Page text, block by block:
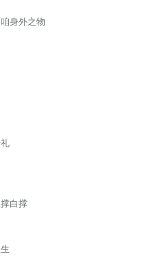
身外之物
白撑